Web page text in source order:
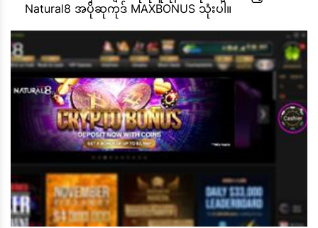
Natural8 အပိုဆုကုဒ် MAXBONUS သုံးပါ။